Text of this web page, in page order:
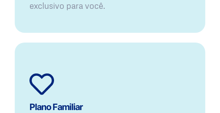
exclusivo para você.
Plano Familiar